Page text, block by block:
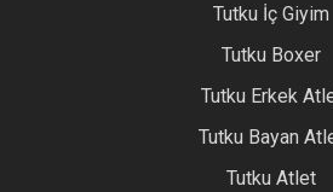
Tutku İç Giyim
Tutku Boxer
Tutku Erkek
Tutku Bayan
Tutku Atlet